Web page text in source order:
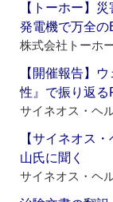
【トーホー】
発電機で万全の
株式会社トーホ
【開催報告】
性』で振り返る
サイネオス・ヘ
【サイネオス
山氏に聞く
サイネオス・ヘ